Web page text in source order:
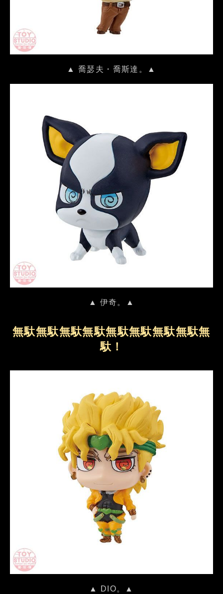
▲ 喬瑟夫・喬斯達。▲
▲ 伊奇。▲
無馱無馱無馱無馱無馱無馱無馱無馱無
馱！
▲ DIO。▲